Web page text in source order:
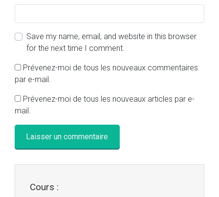
Save my name, email, and website in this browser
for the next time I comment.
Prévenez-moi de tous les nouveaux commentaires
par e-mail.
Prévenez-moi de tous les nouveaux articles par e-
mail.
Cours :